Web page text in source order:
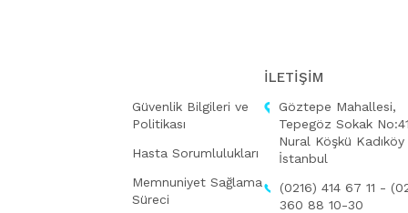
Güvenlik Bilgileri ve
Politikası
Hasta Sorumlulukları
Memnuniyet Sağlama
Süreci
İLETİŞİM
Göztepe Mahallesi,
Tepegöz Sokak
Nural Köşkü Kadıköy
İstanbul
(0216) 414 67 11 -
360 88 10-30